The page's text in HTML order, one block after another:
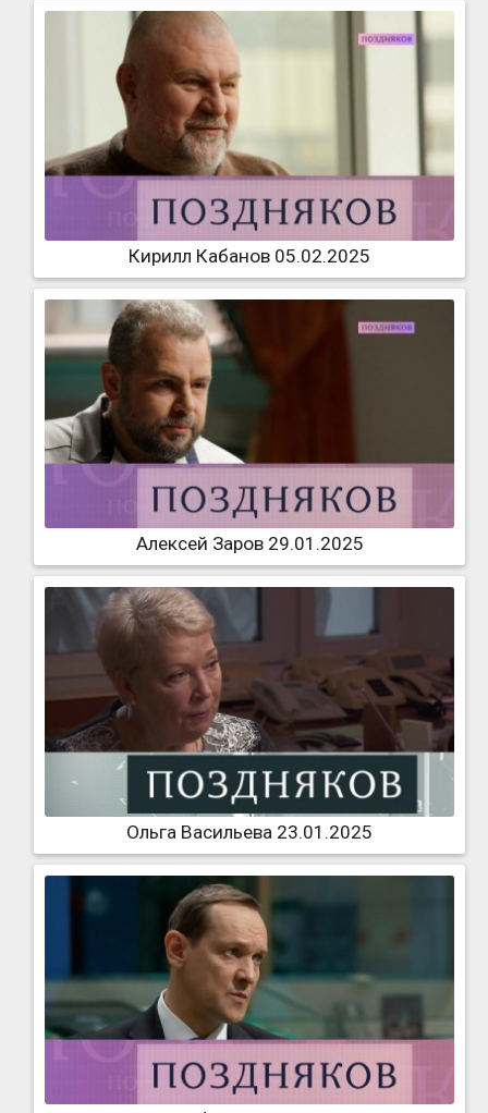
Кирилл Кабанов 05.02.2025
Алексей Заров 29.01.2025
Ольга Васильева 23.01.2025